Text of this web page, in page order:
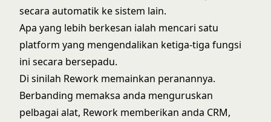
secara automatik ke sistem lain.
Apa yang lebih berkesan ialah mencari satu
platform yang mengendalikan ketiga-tiga fungsi
ini secara bersepadu.
Di sinilah Rework memainkan peranannya.
Berbanding memaksa anda menguruskan
pelbagai alat, Rework memberikan anda CRM,